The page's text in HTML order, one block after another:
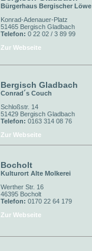
Bürgerhaus Bergischer Löwe
Konrad-Adenauer-Platz
51465 Bergisch Gladbach
Telefon: 0 22 02 / 3 89 99
Zur Webseite
Bergisch Gladbach
Conrad´s Couch
Schloßstr. 14
51429 Bergisch Gladbach
Telefon: 0163 314 08 76
Zur Webseite
Bocholt
Kulturort Alte Molkerei
Werther Str. 16
46395 Bocholt
Telefon: 0170 22 64 179
Zur Webseite